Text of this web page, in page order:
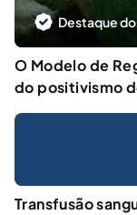
Destaque
O Modelo de
do positivismo
Transfusão